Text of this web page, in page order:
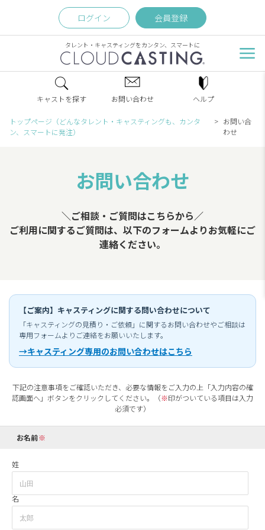
ログイン 会員登録
タレント・キャスティングをカンタン、スマートに
キャストを探す お問い合わせ ヘルプ
トップページ（どんなタレント・キャスティングも、カンタ
ン、スマートに発注）
お問い合
わせ
お問い合わせ
＼ご相談・ご質問はこちらから／
ご利用に関するご質問は、以下のフォームよりお気軽にご
連絡ください。
【ご案内】キャスティングに関する問い合わせについて
「キャスティングの見積り・ご依頼」に関するお問い合わせやご相談は
専用フォームよりご連絡をお願いいたします。
→キャスティング専用のお問い合わせはこちら
下記の注意事項をご確認いただき、必要な情報をご入力の上「入力内容の確
認画面へ」ボタンをクリックしてください。（※印がついている項目は入力
必須です）
お名前
姓
名